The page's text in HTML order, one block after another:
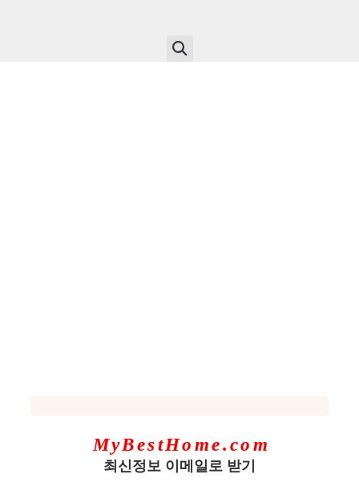
MyBestHome.com
최신정보 이메일로 받기